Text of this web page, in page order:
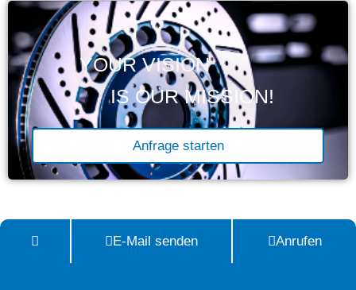
YOUR VISION
IS OUR MISSION!
Anfrage starten
E-Mail senden Anrufen